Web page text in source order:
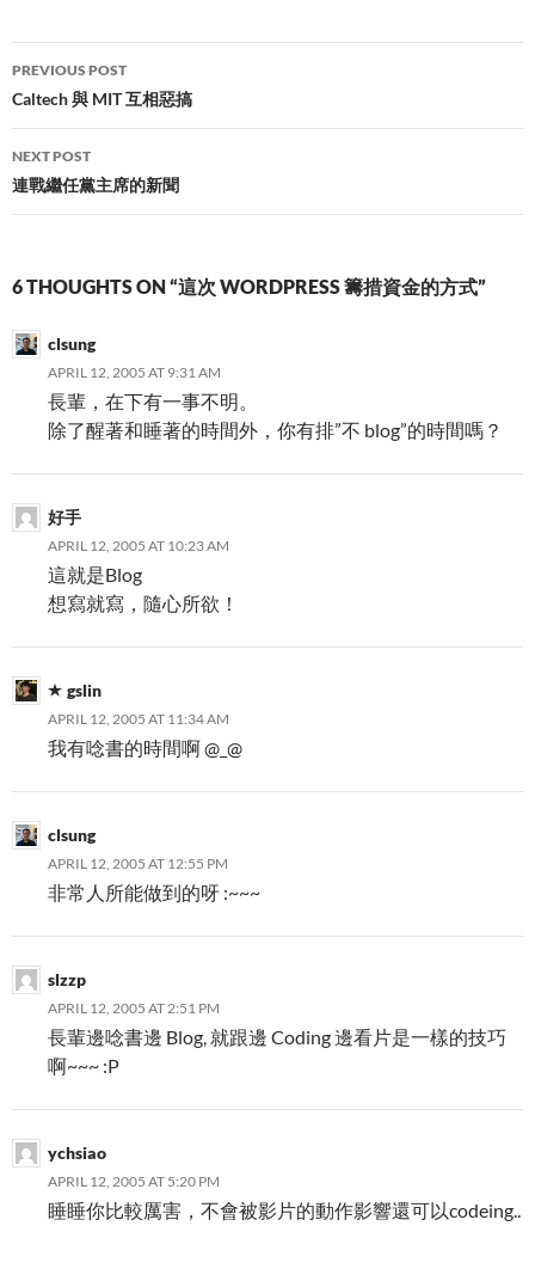
Post
navigation
PREVIOUS POST
Caltech 與 MIT 互相惡搞
NEXT POST
連戰繼任黨主席的新聞
6 THOUGHTS ON “這次 WORDPRESS 籌措資金的方式”
clsung
APRIL 12, 2005 AT 9:31 AM
長輩，在下有一事不明。
除了醒著和睡著的時間外，你有排”不 blog”的時間嗎？
好手
APRIL 12, 2005 AT 10:23 AM
這就是Blog
想寫就寫，隨心所欲！
gslin
APRIL 12, 2005 AT 11:34 AM
我有唸書的時間啊 @_@
clsung
APRIL 12, 2005 AT 12:55 PM
非常人所能做到的呀 :~~~
slzzp
APRIL 12, 2005 AT 2:51 PM
長輩邊唸書邊 Blog, 就跟邊 Coding 邊看片是一樣的技巧
啊~~~ :P
ychsiao
APRIL 12, 2005 AT 5:20 PM
睡睡你比較厲害，不會被影片的動作影響還可以codeing..